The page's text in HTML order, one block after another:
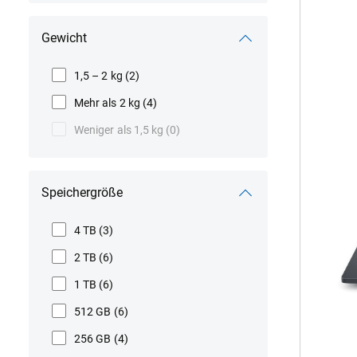
Gewicht
1,5 – 2 kg (2)
Mehr als 2 kg (4)
Weniger als 1,5 kg (0)
Speichergröße
4 TB (3)
2 TB (6)
1 TB (6)
512 GB (6)
256 GB (4)